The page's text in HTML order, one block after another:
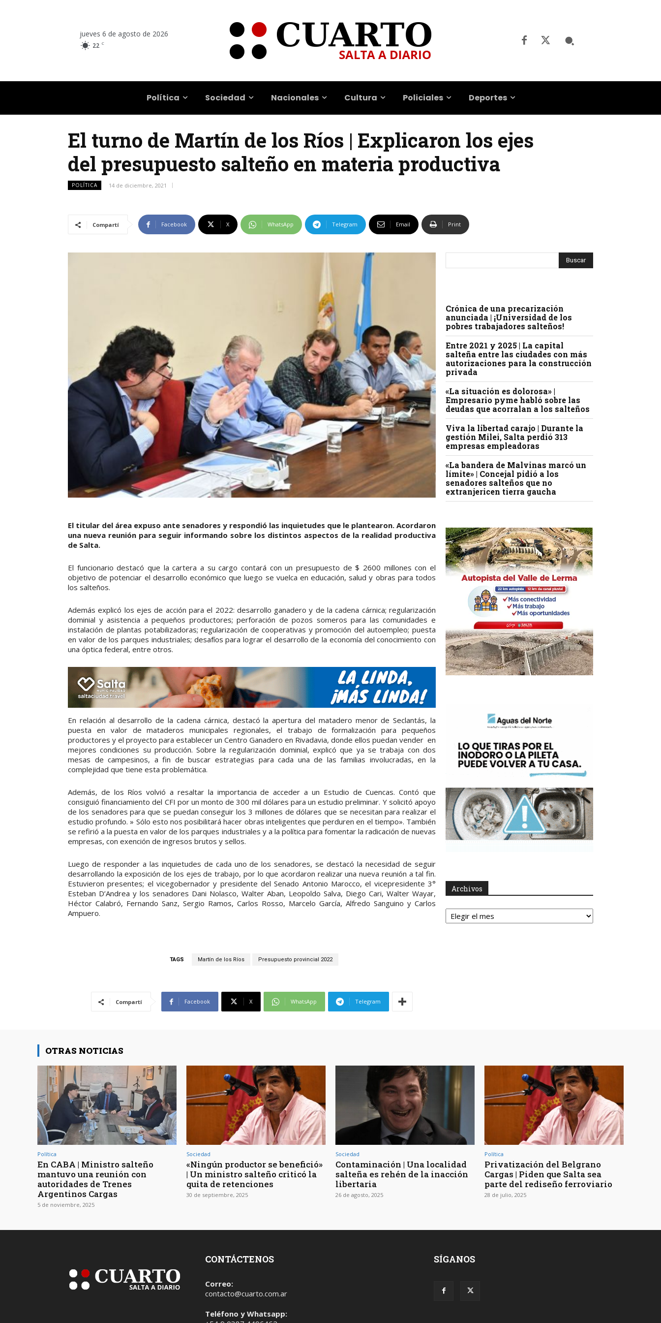
jueves 6 de agosto de 2026
22 C
Política Sociedad Nacionales Cultura Policiales Deportes
El turno de Martín de los Ríos | Explicaron los ejes
del presupuesto salteño en materia productiva
POLÍTICA 14 de diciembre, 2021
Compartí Facebook X WhatsApp Telegram Email Print
El titular del área expuso ante senadores y respondió las inquietudes que le plantearon. Acordaron
una nueva reunión para seguir informando sobre los distintos aspectos de la realidad productiva
de Salta.
El funcionario destacó que la cartera a su cargo contará con un presupuesto de $ 2600 millones con el
objetivo de potenciar el desarrollo económico que luego se vuelca en educación, salud y obras para todos
los salteños.
Además explicó los ejes de acción para el 2022: desarrollo ganadero y de la cadena cárnica; regularización
dominial y asistencia a pequeños productores; perforación de pozos someros para las comunidades e
instalación de plantas potabilizadoras; regularización de cooperativas y promoción del autoempleo; puesta
en valor de los parques industriales; desafíos para lograr el desarrollo de la economía del conocimiento con
una óptica federal, entre otros.
En relación al desarrollo de la cadena cárnica, destacó la apertura del matadero menor de Seclantás, la
puesta en valor de mataderos municipales regionales, el trabajo de formalización para pequeños
productores y el proyecto para establecer un Centro Ganadero en Rivadavia, donde ellos puedan vender en
mejores condiciones su producción. Sobre la regularización dominial, explicó que ya se trabaja con dos
mesas de campesinos, a fin de buscar estrategias para cada una de las familias involucradas, en la
complejidad que tiene esta problemática.
Además, de los Ríos volvió a resaltar la importancia de acceder a un Estudio de Cuencas. Contó que
consiguió financiamiento del CFI por un monto de 300 mil dólares para un estudio preliminar. Y solicitó apoyo
de los senadores para que se puedan conseguir los 3 millones de dólares que se necesitan para realizar el
estudio profundo. » Sólo esto nos posibilitará hacer obras inteligentes que perduren en el tiempo». También
se refirió a la puesta en valor de los parques industriales y a la política para fomentar la radicación de nuevas
empresas, con exención de ingresos brutos y sellos.
Luego de responder a las inquietudes de cada uno de los senadores, se destacó la necesidad de seguir
desarrollando la exposición de los ejes de trabajo, por lo que acordaron realizar una nueva reunión a tal fin.
Estuvieron presentes; el vicegobernador y presidente del Senado Antonio Marocco, el vicepresidente 3°
Esteban D’Andrea y los senadores Dani Nolasco, Walter Aban, Leopoldo Salva, Diego Cari, Walter Wayar,
Héctor Calabró, Fernando Sanz, Sergio Ramos, Carlos Rosso, Marcelo García, Alfredo Sanguino y Carlos
Ampuero.
TAGS Martín de los Ríos Presupuesto provincial 2022
Compartí Facebook X WhatsApp Telegram
Crónica de una precarización
anunciada | ¡Universidad de los
pobres trabajadores salteños!
Entre 2021 y 2025 | La capital
salteña entre las ciudades con más
autorizaciones para la construcción
privada
«La situación es dolorosa» |
Empresario pyme habló sobre las
deudas que acorralan a los salteños
Viva la libertad carajo | Durante la
gestión Milei, Salta perdió 313
empresas empleadoras
«La bandera de Malvinas marcó un
límite» | Concejal pidió a los
senadores salteños que no
extranjericen tierra gaucha
Archivos
Archivos
OTRAS NOTICIAS
Política
En CABA | Ministro salteño
mantuvo una reunión con
autoridades de Trenes
Argentinos Cargas
5 de noviembre, 2025
Sociedad
«Ningún productor se benefició»
| Un ministro salteño criticó la
quita de retenciones
30 de septiembre, 2025
Sociedad
Contaminación | Una localidad
salteña es rehén de la inacción
libertaria
26 de agosto, 2025
Política
Privatización del Belgrano
Cargas | Piden que Salta sea
parte del rediseño ferroviario
28 de julio, 2025
CONTÁCTENOS
Correo:
contacto@cuarto.com.ar
Teléfono y Whatsapp:
SÍGANOS